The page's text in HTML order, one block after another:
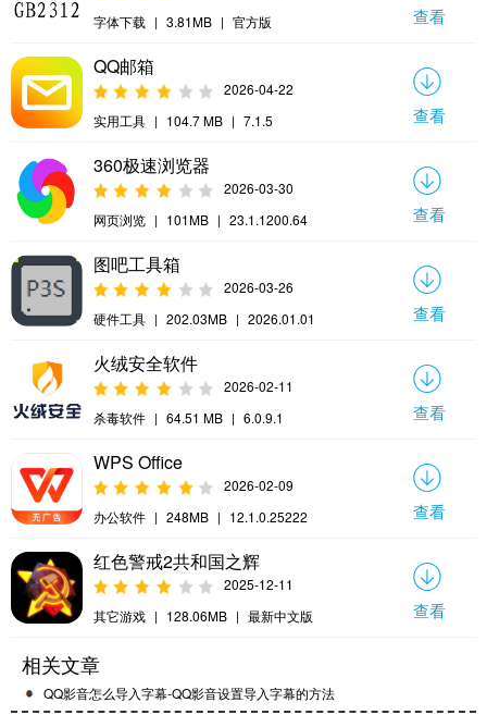
字体下载 | 3.81MB | 官方版 查看
QQ邮箱
2026-04-22
实用工具 | 104.7 MB | 7.1.5 查看
360极速浏览器
2026-03-30
网页浏览 | 101MB | 23.1.1200.64 查看
图吧工具箱
2026-03-26
硬件工具 | 202.03MB | 2026.01.01 查看
火绒安全软件
2026-02-11
杀毒软件 | 64.51 MB | 6.0.9.1 查看
WPS Office
2026-02-09
办公软件 | 248MB | 12.1.0.25222 查看
红色警戒2共和国之辉
2025-12-11
其它游戏 | 128.06MB | 最新中文版 查看
相关文章
QQ影音怎么导入字幕-QQ影音设置导入字幕的方法